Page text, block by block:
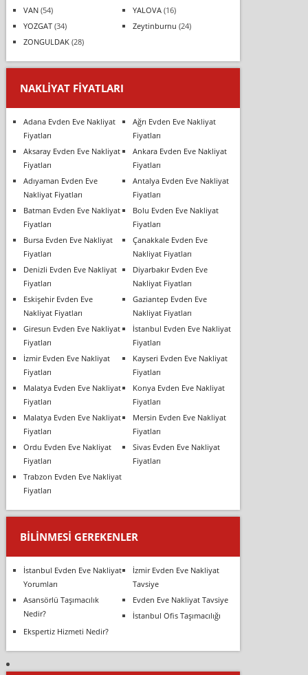
VAN(54) YALOVA(16)
YOZGAT(34) Zeytinburnu (24)
ZONGULDAK(28)
NAKLIYAT FIYATLARI
Adana Evden Eve Nakliyat
Fiyatları
Ağrı Evden Eve Nakliyat
Fiyatları
Aksaray Evden Eve Nakliyat
Fiyatları
Ankara Evden Eve Nakliyat
Fiyatları
Adıyaman Evden Eve
Nakliyat Fiyatları
Antalya Evden Eve Nakliyat
Fiyatları
Batman Evden Eve Nakliyat
Fiyatları
Bolu Evden Eve Nakliyat
Fiyatları
Bursa Evden Eve Nakliyat
Fiyatları
Çanakkale Evden Eve
Nakliyat Fiyatları
Denizli Evden Eve Nakliyat
Fiyatları
Diyarbakır Evden Eve
Nakliyat Fiyatları
Eskişehir Evden Eve
Nakliyat Fiyatları
Gaziantep Evden Eve
Nakliyat Fiyatları
Giresun Evden Eve Nakliyat
Fiyatları
İstanbul Evden Eve Nakliyat
Fiyatları
İzmir Evden Eve Nakliyat
Fiyatları
Kayseri Evden Eve Nakliyat
Fiyatları
Malatya Evden Eve Nakliyat
Fiyatları
Konya Evden Eve Nakliyat
Fiyatları
Malatya Evden Eve Nakliyat
Fiyatları
Mersin Evden Eve Nakliyat
Fiyatları
Ordu Evden Eve Nakliyat
Fiyatları
Sivas Evden Eve Nakliyat
Fiyatları
Trabzon Evden Eve Nakliyat
Fiyatları
BILINMESI GEREKENLER
İstanbul Evden Eve Nakliyat
Yorumları
İzmir Evden Eve Nakliyat
Tavsiye
Asansörlü Taşımacılık
Nedir?
Evden Eve Nakliyat Tavsiye
İstanbul Ofis Taşımacılığı
Ekspertiz Hizmeti Nedir?